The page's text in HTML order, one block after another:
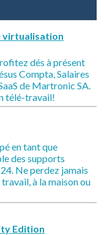
virtualisation
dés à présent
Compta, Salaires
de Martronic SA.
télé-travail!
en tant que
des supports
Ne perdez jamais
à la maison ou
Edition